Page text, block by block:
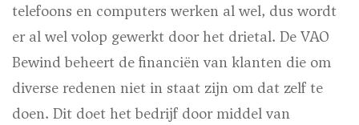
telefoons en computers werken al wel, dus wordt
er al wel volop gewerkt door het drietal. De VAO
Bewind beheert de financiën van klanten die om
diverse redenen niet in staat zijn om dat zelf te
doen. Dit doet het bedrijf door middel van